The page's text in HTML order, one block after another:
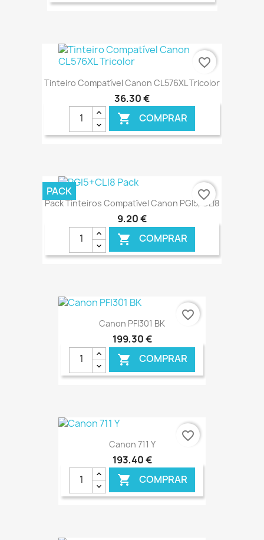
€ ONLINE
Tinteiro Compatível Canon CL576XL Tricolor
36,30 €
 COMPRAR
favorite_border
Pack Tinteiros Compatível Canon PGI5, CLI8
9,20 €
 COMPRAR
€ ONLINE
PACK favorite_border
Canon PFI301 BK
199,30 €
 COMPRAR
€ ONLINE
favorite_border
Canon 711 Y
193,40 €
 COMPRAR
favorite_border